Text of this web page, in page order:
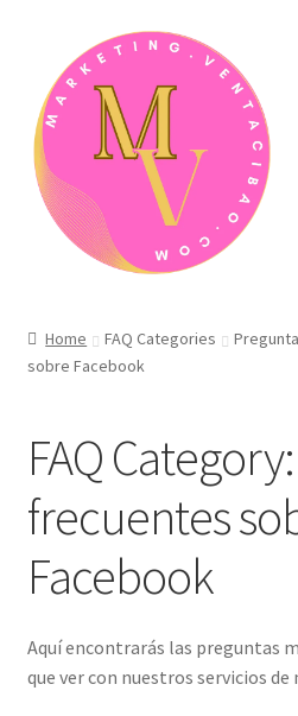
navigation
content
AreaÁrea de afiliados
Detalles de nuestros productos
Envíanos tus Enlaces
JuanSabeloTodo
Home FAQ Categories
sobre Facebook
FAQ Category:
frecuentes
Facebook
Aquí encontrarás las preguntas
que ver con nuestros servicios